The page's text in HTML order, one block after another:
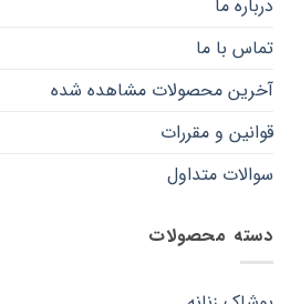
درباره ما
تماس با ما
آخرین محصولات مشاهده شده
قوانین و مقررات
سوالات متداول
دسته محصولات